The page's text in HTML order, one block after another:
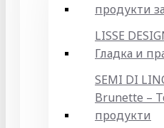
продукти
LISSE
Гладка и
SEMI DI
Brunette –
продукти